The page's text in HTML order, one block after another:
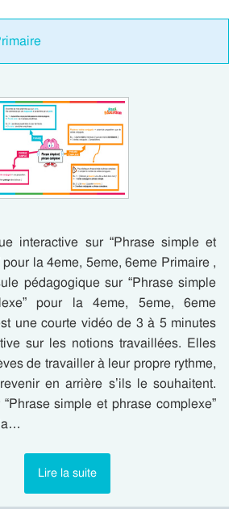
interactive sur “Phrase simple et
la 4eme, 5eme, 6eme Primaire ,
pédagogique sur “Phrase simple
pour la 4eme, 5eme, 6eme
une courte vidéo de 3 à 5 minutes
sur les notions travaillées. Elles
de travailler à leur propre rythme,
en arrière s’ils le souhaitent.
simple et phrase complexe”
Lire la suite